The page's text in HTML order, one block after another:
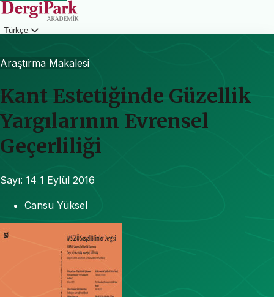
Türkçe
Araştırma Makalesi
Kant Estetiğinde Güzellik
Yargılarının Evrensel
Geçerliliği
Sayı: 14 1 Eylül 2016
Cansu Yüksel